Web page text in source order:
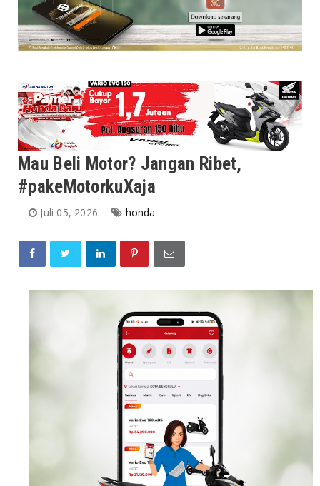
Mau Beli Motor? Jangan Ribet,
#pakeMotorkuXaja
Juli 05, 2026 honda